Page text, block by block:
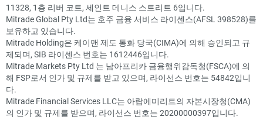
11328, 1층 리버 코트, 세인트 데니스 스트리트 6입니다.
Mitrade Global Pty Ltd는 호주 금융 서비스 라이센스(AFSL 398528)를
보유하고 있습니다.
Mitrade Holding은 케이맨 제도 통화 당국(CIMA)에 의해 승인되고 규
제되며, SIB 라이센스 번호는 1612446입니다.
Mitrade Markets Pty Ltd 는 남아프리카 금융행위감독청(FSCA)에 의
해 FSP로서 인가 및 규제를 받고 있으며, 라이선스 번호는 54842입니
다.
Mitrade Financial Services LLC는 아랍에미리트의 자본시장청(CMA)
의 인가 및 규제를 받으며, 라이선스 번호는 20200000397입니다.